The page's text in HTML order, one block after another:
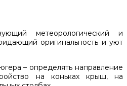
метеорологический и
оригинальность и уют
– определять направление
на коньках крыш, на